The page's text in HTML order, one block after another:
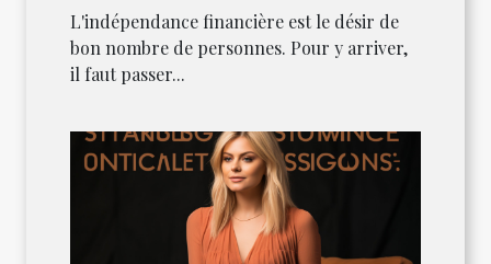
L'indépendance financière est le désir de
bon nombre de personnes. Pour y arriver,
il faut passer...